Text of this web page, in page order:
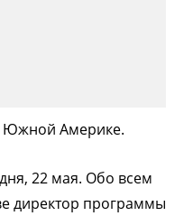
Южной Америке.
22 мая. Обо всем
директор программы